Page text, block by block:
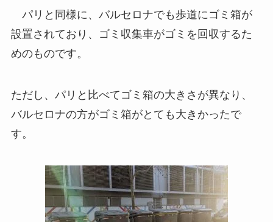
パリと同様に、バルセロナでも歩道にゴミ箱が
設置されており、ゴミ収集車がゴミを回収するた
めのものです。
ただし、パリと比べてゴミ箱の大きさが異なり、
バルセロナの方がゴミ箱がとても大きかったで
す。